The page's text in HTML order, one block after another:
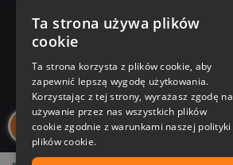
Zakupy u nas
Nasza oferta
Nasi autorzy
Ta strona używa plików
cookie
Ta strona korzysta z plików cookie, aby
zapewnić lepszą wygodę użytkowania.
Korzystając z tej strony, wyrażasz zgodę na
używanie przez nas wszystkich plików
cookie zgodnie z warunkami naszej polityki
plików cookie.